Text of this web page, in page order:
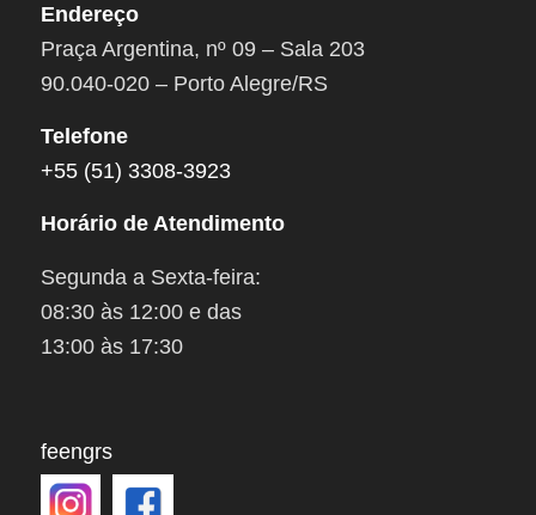
Endereço
Praça Argentina, nº 09 – Sala 203
90.040-020 – Porto Alegre/RS
Telefone
+55 (51) 3308-3923
Horário de Atendimento
Segunda a Sexta-feira:
08:30 às 12:00 e das
13:00 às 17:30
feengrs